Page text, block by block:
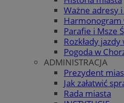
Ważne adresy
Harmonogram
Parafie i Msze
Rozkłady
Pogoda w
ADMINISTRACJA
Prezydent
Jak załatwić
Rada miasta